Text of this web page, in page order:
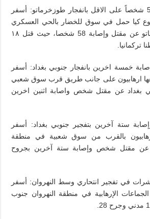
21/11 مقتل واصابة 58 شخصاً على الاقل بانفجار طوزخرماتو: أسفر
كيا حمل في سوق للخضار بالحي العسكري
بمركز قضاء طوزخورماتو عن مقتل وإصابة 58 شخصا، حيث قتل ١٨
خمسة اخرين بانفجار جنوبي بغداد: أسفر
ارهابيون على جانب طريق قرب سوق شعبي
بغداد عن مقتل شخص واصابة اثنين اخرين
ستة آخرين بتفجير جنوبي بغداد: أسفر
بالقرب من سوق شعبية في منطقة
عن مقتل شخص وإصابة ستة آخرين بجروح
في تفجير انتحاري وسط النهروان: أسفر
الجماعات الإرهابية في منطقة النهروان جنوب